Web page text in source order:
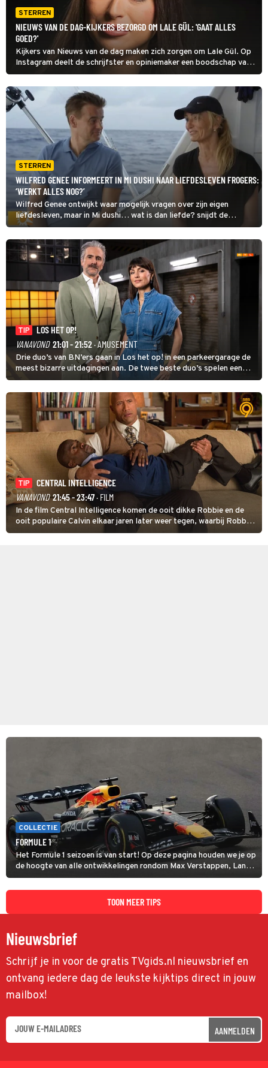
STERREN
NIEUWS VAN DE DAG-KIJKERS BEZORGD OM LALE GÜL: 'GAAT ALLES
GOED?'
Kijkers van Nieuws van de dag maken zich zorgen om Lale Gül. Op
Instagram deelt de schrijfster en opiniemaker een boodschap van
een bezorgde volger die meent te kunnen zien dat ze niet goed in
haar vel zit.
STERREN
WILFRED GENEE INFORMEERT IN MI DUSHI NAAR LIEFDESLEVEN FROGERS:
‘WERKT ALLES NOG?’
Wilfred Genee ontwijkt waar mogelijk vragen over zijn eigen
liefdesleven, maar in Mi dushi… wat is dan liefde? snijdt de
presentator het onderwerp maar wat graag aan. Komende zondag
vraagt hij René en Natasja Froger het spreekwoordelijk hemd van
’t lijf.
TIP
LOS HET OP!
VANAVOND 21:01 - 21:52· AMUSEMENT
Drie duo’s van BN’ers gaan in Los het op! in een parkeergarage de
meest bizarre uitdagingen aan. De twee beste duo’s spelen een
onderlinge finale. Met in deze aflevering onder anderen cabaretiers
Nabil Aoulad Ayad en Annick Boer.
TIP
CENTRAL INTELLIGENCE
VANAVOND 21:45 - 23:47· FILM
In de film Central Intelligence komen de ooit dikke Robbie en de
ooit populaire Calvin elkaar jaren later weer tegen, waarbij Robbie,
inmiddels supergespierd en werkzaam voor de CIA, Calvins hulp
COLLECTIE
FORMULE 1
Het Formule 1 seizoen is van start! Op deze pagina houden we je op
de hoogte van alle ontwikkelingen rondom Max Verstappen, Lando
Norris en alle andere coureurs en GP's.
TOON MEER TIPS
Nieuwsbrief
Schrijf je in voor de gratis TVgids.nl nieuwsbrief en
ontvang iedere dag de leukste kijktips direct in jouw
mailbox!
AANMELDEN